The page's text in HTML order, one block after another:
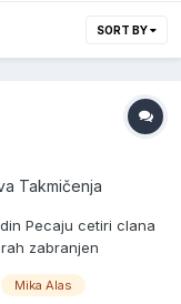
SORT BY
Takmičenja
Pecaju cetiri clana
zabranjen
Mika Alas